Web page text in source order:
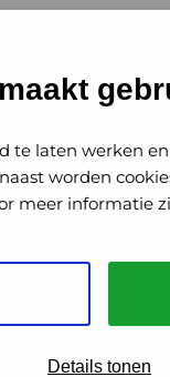
te laten werken
worden
meer informatie
Details tonen